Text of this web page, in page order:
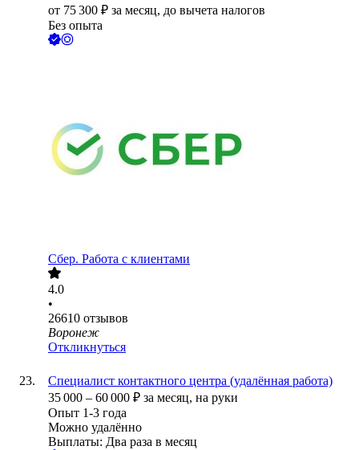
от 75 300 ₽ за месяц, до вычета налогов
Без опыта
Сбер. Работа с клиентами
4.0
•
26610 отзывов
Воронеж
Откликнуться
Специалист контактного центра (удалённая работа)
35 000 – 60 000 ₽ за месяц, на руки
Опыт 1-3 года
Можно удалённо
Выплаты: Два раза в месяц